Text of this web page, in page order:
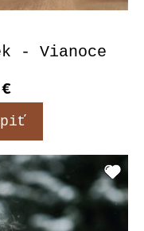
- Vianoce